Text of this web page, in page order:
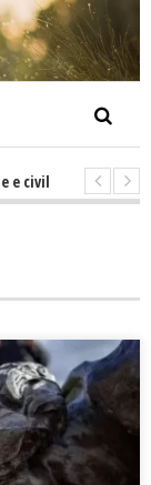
individui, il